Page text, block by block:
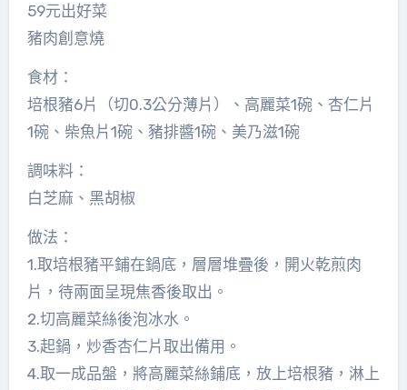
59元出好菜
豬肉創意燒
食材：
培根豬6片（切0.3公分薄片）、高麗菜1碗、杏仁片
1碗、柴魚片1碗、豬排醬1碗、美乃滋1碗
調味料：
白芝麻、黑胡椒
做法：
1.取培根豬平鋪在鍋底，層層堆疊後，開火乾煎肉
片，待兩面呈現焦香後取出。
2.切高麗菜絲後泡冰水。
3.起鍋，炒香杏仁片取出備用。
4.取一成品盤，將高麗菜絲鋪底，放上培根豬，淋上